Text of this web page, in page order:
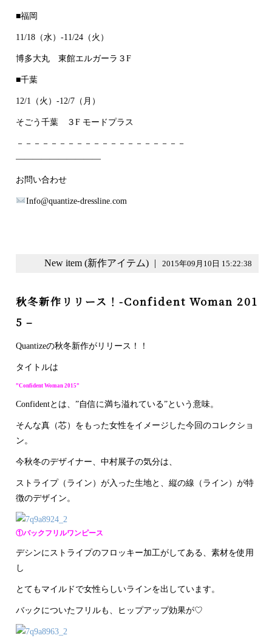
■福岡
11/18（水）-11/24（火）
博多大丸 東館エルガーラ３F
■千葉
12/1（火）-12/7（月）
そごう千葉 ３F モードプラス
－－－－－－－－－－－－－－－－－－－－
――――――――――
お問い合わせ
Info@quantize-dressline.com
New item (新作アイテム) | 2015年09月10日 15:22:38
秋冬新作リリース！-Confident Woman 201
5 –
Quantizeの秋冬新作がリリース！！
タイトルは
”Confident Woman 2015”
Confidentとは、”自信に満ち溢れている”という意味。
そんな真（芯）をもった女性をイメージした今回のコレクショ
ン。
今秋冬のデザイナー、中村展子の気分は、
ストライプ（ライン）が入った生地と、縦の線（ライン）が特
徴のデザイン。
①バックフリルワンピース
デシンにストライプのフロッキー加工がしてある、素材を使用
し
とてもマイルドで女性らしいラインを出しています。
バックについたフリルも、ヒップアップ効果が♡